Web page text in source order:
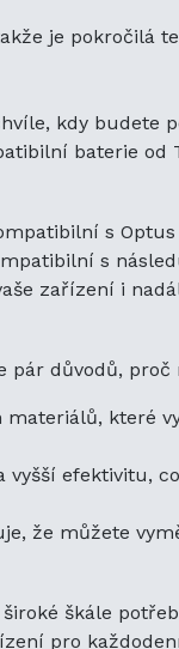
kvalita a
Baterie je
bezpečnostním
baterie:
pro
bez
kompatibilní
Optus
je pokročilá
kdy budete
baterie od
s
s
zařízení i
důvodů,
které
efektivitu,
že můžete
škále
pro